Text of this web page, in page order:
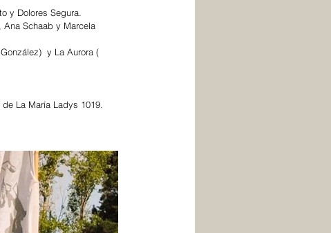
y Dolores Segura.
Ana Schaab y Marcela
y La Aurora (
La María Ladys 1019.